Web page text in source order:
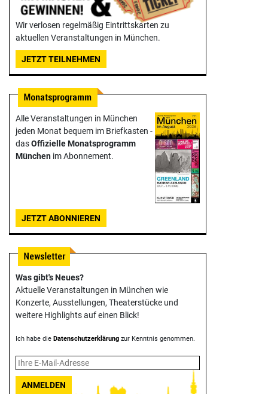
Wir verlosen regelmäßig Eintrittskarten zu
aktuellen Veranstaltungen in München.
JETZT TEILNEHMEN
Alle Veranstaltungen in München
jeden Monat bequem im Briefkasten -
dasOffizielle Monats­programm
München im Abonnement.
JETZT ABONNIEREN
Was gibt's Neues?
Aktuelle Veranstaltungen in München wie
Konzerte, Ausstellungen, Theater­stücke und
weitere Highlights auf einen Blick!
Ich habe die Datenschutzerklärung zur Kenntnis genommen.
ANMELDEN